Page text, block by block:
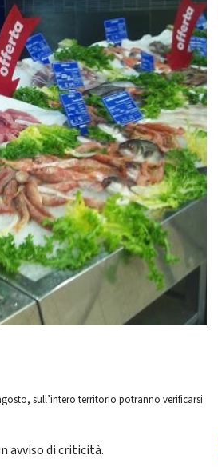
sull’intero territorio potranno verificarsi
avviso di criticità.